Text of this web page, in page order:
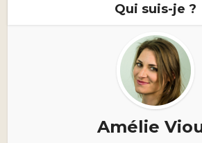
Qui suis-je ?
Amélie